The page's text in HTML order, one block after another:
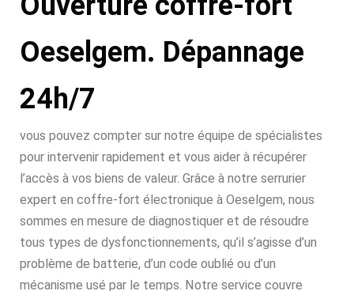
Oeselgem. Dépannage
24h/7
vous pouvez compter sur notre équipe de spécialistes
pour intervenir rapidement et vous aider à récupérer
l’accès à vos biens de valeur. Grâce à notre serrurier
expert en coffre-fort électronique à Oeselgem, nous
sommes en mesure de diagnostiquer et de résoudre
tous types de dysfonctionnements, qu’il s’agisse d’un
problème de batterie, d’un code oublié ou d’un
mécanisme usé par le temps. Notre service couvre